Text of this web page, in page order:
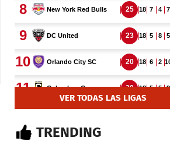
VER TODAS LAS LIGAS
TRENDING